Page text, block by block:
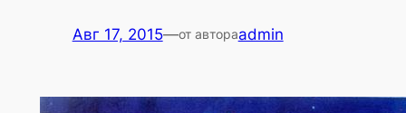
Авг 17, 2015—от автораadmin